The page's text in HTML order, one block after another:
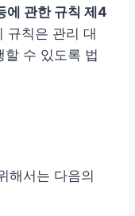
에 관한 규칙 제4
규칙은 관리 대
할 수 있도록 법
해서는 다음의